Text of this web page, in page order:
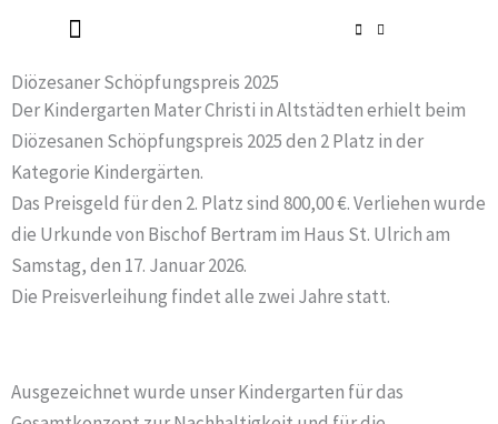
springen
Diözesaner Schöpfungspreis 2025
Der Kindergarten Mater Christi in Altstädten erhielt beim
Diözesanen Schöpfungspreis 2025 den 2 Platz in der
Kategorie Kindergärten.
Das Preisgeld für den 2. Platz sind 800,00 €. Verliehen wurde
die Urkunde von Bischof Bertram im Haus St. Ulrich am
Samstag, den 17. Januar 2026.
Die Preisverleihung findet alle zwei Jahre statt.
Ausgezeichnet wurde unser Kindergarten für das